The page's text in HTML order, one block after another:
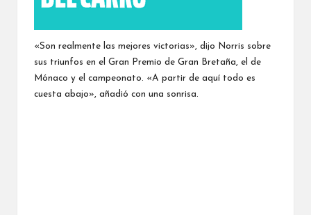
«Son realmente las mejores victorias», dijo Norris sobre
sus triunfos en el Gran Premio de Gran Bretaña, el de
Mónaco y el campeonato. «A partir de aquí todo es
cuesta abajo», añadió con una sonrisa.